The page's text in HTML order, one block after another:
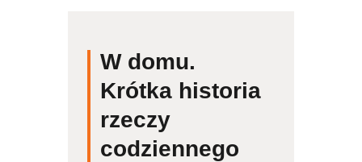
W domu.
Krótka historia
rzeczy
codziennego